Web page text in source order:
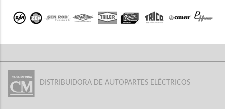
DISTRIBUIDORA DE AUTOPARTES ELÉCTRICOS